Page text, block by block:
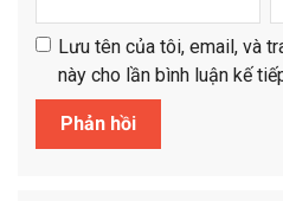
Lưu tên của tôi, email, và
này cho lần bình luận kế